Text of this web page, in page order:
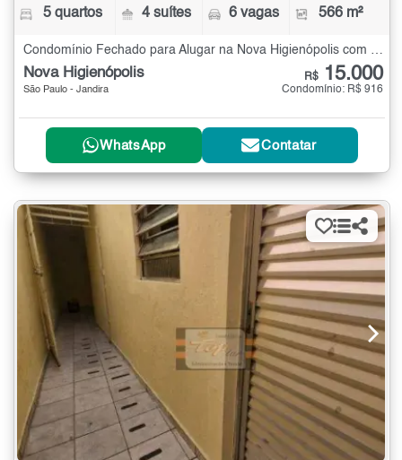
5 quartos 4 suítes 6 vagas 566 m²
Nova Higienópolis
São Paulo - Jandira
R$ 15.000
Condomínio: R$ 916
WhatsApp Contatar